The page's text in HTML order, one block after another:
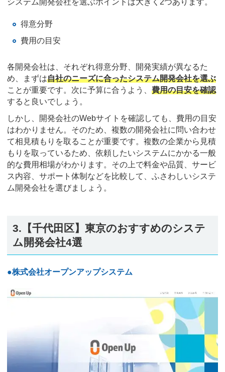
得意分野
費用の目安
各開発会社は、それぞれ得意分野、開発実績が異なるた
め、まずは自社のニーズに合ったシステム開発会社を選ぶ
ことが重要です。次に予算に合うよう、 費用の目安を確認
すると良いでしょう。
しかし、開発会社のWebサイトを確認しても、費用の目安
はわかりません。そのため、複数の開発会社に問い合わせ
て相見積もりを取ることが重要です。複数の企業から見積
もりを取っているため、依頼したいシステムにかかる一般
的な費用相場がわかります。その上で料金や品質、サービ
ス内容、サポート体制などを比較して、ふさわしいシステ
ム開発会社を選びましょう。
3.【千代田区】東京のおすすめのシステ
ム開発会社4選
●株式会社オープンアップシステム